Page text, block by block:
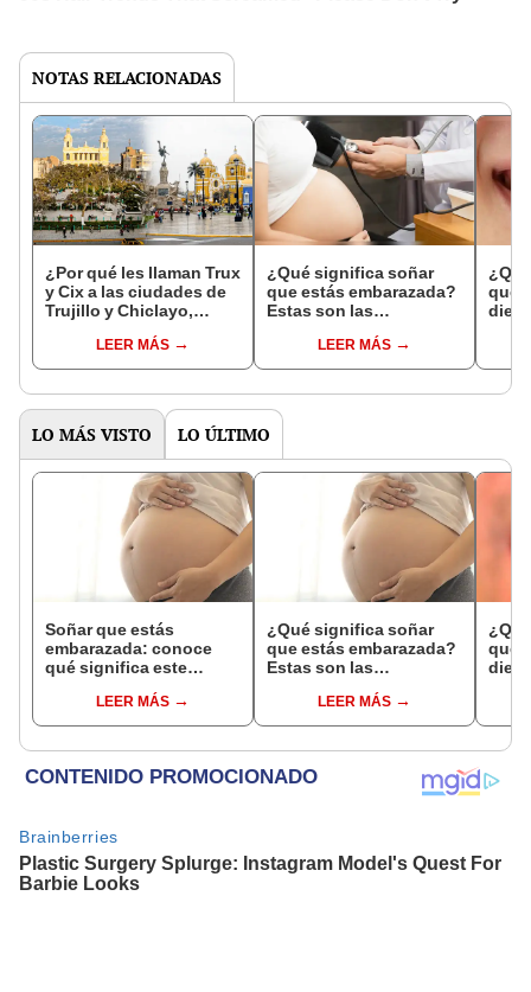
NOTAS RELACIONADAS
¿Por qué les llaman Trux
y Cix a las ciudades de
Trujillo y Chiclayo,
LEER MÁS
¿Qué significa soñar
que estás embarazada?
Estas son las
comunesLEER MÁS
que
LO MÁS VISTO LO ÚLTIMO
Soñar que estás
embarazada: conoce
qué significa este
LEER MÁS
¿Qué significa soñar
que estás embarazada?
Estas son las
comunesLEER MÁS
que